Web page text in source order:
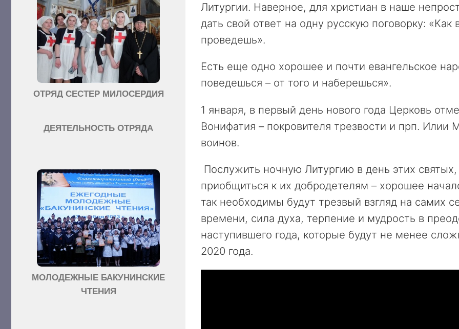
Литургии. Наверное, для христиан в наше
дать свой ответ на одну русскую поговорку: «Как
проведешь».
Есть еще одно хорошее и почти евангельское
поведешься – от того и наберешься».
1 января, в первый день нового года Церковь
Вонифатия – покровителя трезвости и прп. Илии
воинов.
Послужить ночную Литургию в день этих
приобщиться к их добродетелям – хорошее
так необходимы будут трезвый взгляд на самих
времени, сила духа, терпение и мудрость в
наступившего года, которые будут не менее
2020 года.
ОТРЯД СЕСТЕР МИЛОСЕРДИЯ
ДЕЯТЕЛЬНОСТЬ ОТРЯДА
МОЛОДЕЖНЫЕ БАКУНИНСКИЕ
ЧТЕНИЯ